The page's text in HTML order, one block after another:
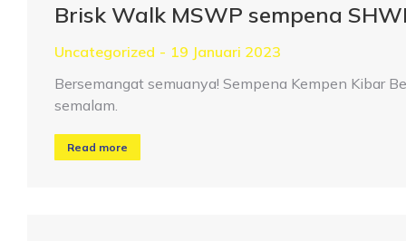
Brisk Walk MSWP sempena
Uncategorized
19 Januari 2023
Bersemangat semuanya! Sempena Kempen Kibar
semalam.
Read more